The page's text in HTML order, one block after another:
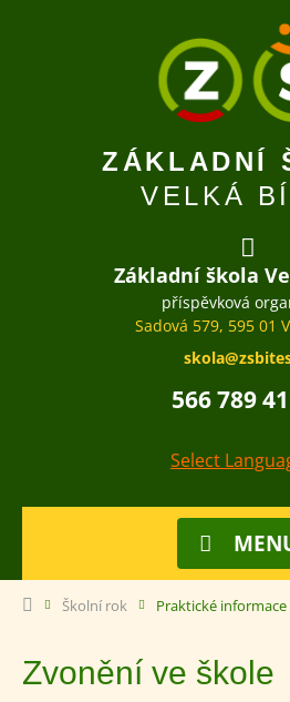
ZÁKLADNÍ
VELKÁ
Základní škola
příspěvková
Sadová 579, 595 01
566 789
Select
Školní rok Praktické informace
Zvonění ve škole